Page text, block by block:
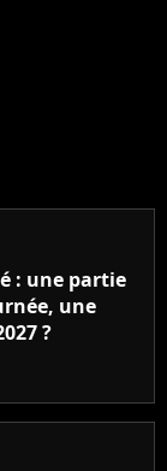
: une partie
une
?